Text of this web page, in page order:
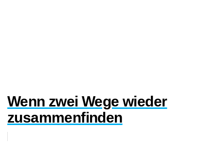
Wenn zwei Wege wieder
zusammenfinden